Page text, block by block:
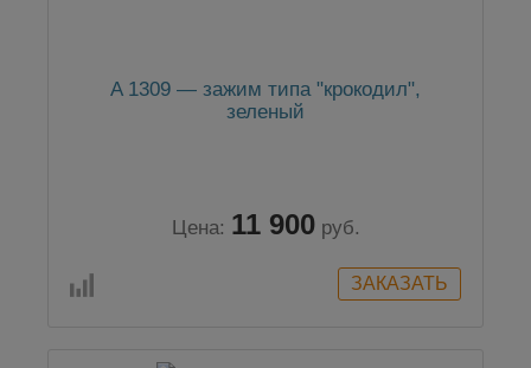
A 1309 — зажим типа "крокодил",
зеленый
Цена: 11 900 руб.